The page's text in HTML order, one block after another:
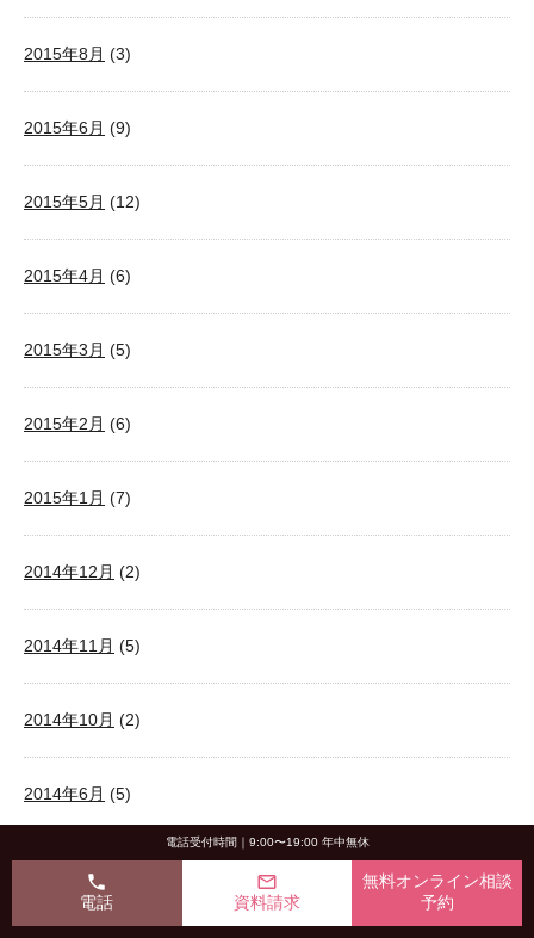
2015年8月 (3)
2015年6月 (9)
2015年5月 (12)
2015年4月 (6)
2015年3月 (5)
2015年2月 (6)
2015年1月 (7)
2014年12月 (2)
2014年11月 (5)
2014年10月 (2)
2014年6月 (5)
電話受付時間｜9:00〜19:00 年中無休
phone
電話
mail_outline
資料請求
無料オンライン相談
予約